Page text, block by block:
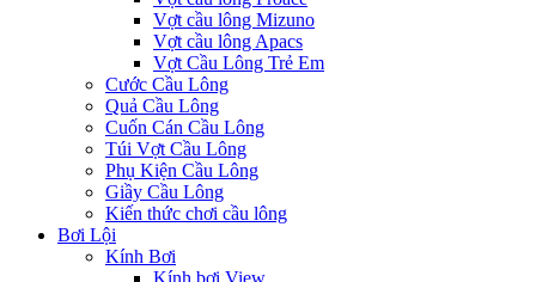
Vợt cầu lông Mizuno
Vợt cầu lông Apacs
Vợt Cầu Lông Trẻ Em
Cước Cầu Lông
Quả Cầu Lông
Cuốn Cán Cầu Lông
Túi Vợt Cầu Lông
Phụ Kiện Cầu Lông
Giầy Cầu Lông
Kiến thức chơi cầu lông
Bơi Lội
Kính Bơi
Kính bơi View